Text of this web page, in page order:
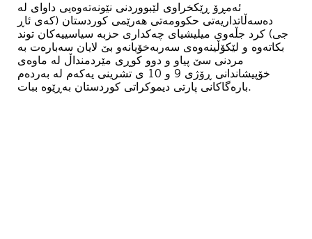
ئەمڕۆ ڕێکخراوی لێبووردنی نێونەتەوەیی داوای لە
دەسەڵاتداریەتی حکوومەتی هەرێمی کوردستان (کەی ئاڕ
جی) کرد جڵەوی میلیشیای چەکداری حزبە سیاسییەکان توند
بکاتەوە و لێکۆڵینەوەی سەربەخۆیانەو بێ لایان سەبارەت بە
مردنی سێ پیاو و دوو کوڕی مێردمنداڵ لە ماوەی
خۆپیشاندانی ڕۆژی 9 و 10 ی تشرینی یەکەم لە بەردەم
بارەگاکانی پارتی دیموکراتی کوردستان بەڕێوە ببات.